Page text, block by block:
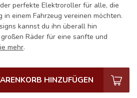
perfekte Elektroroller für alle, die
einem Fahrzeug vereinen möchten.
kannst du ihn überall hin
Räder für eine sanfte und
mehr.
HINZUFÜGEN